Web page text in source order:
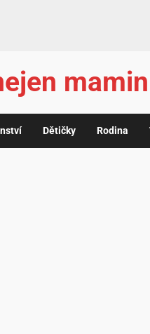
Dětičky Rodina